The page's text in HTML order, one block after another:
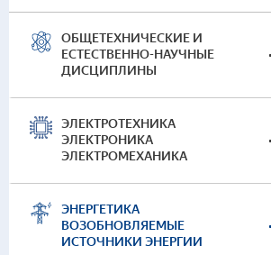
ОБЩЕТЕХНИЧЕСКИЕ И
ЕСТЕСТВЕННО-НАУЧНЫЕ
ДИСЦИПЛИНЫ
ЭЛЕКТРОТЕХНИКА
ЭЛЕКТРОНИКА
ЭЛЕКТРОМЕХАНИКА
ЭНЕРГЕТИКА
ВОЗОБНОВЛЯЕМЫЕ
ИСТОЧНИКИ ЭНЕРГИИ